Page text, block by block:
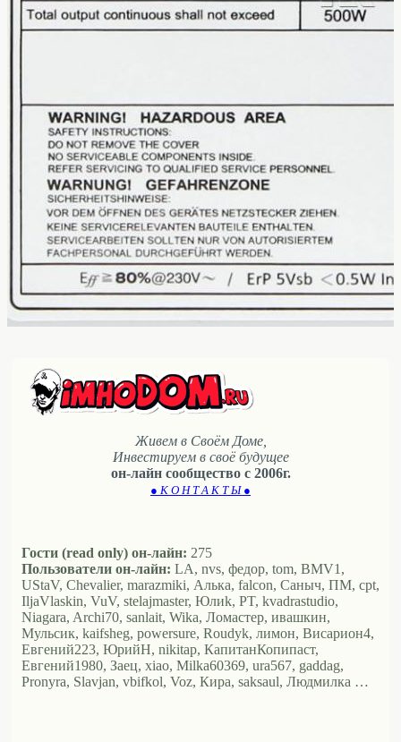
Живем в Своём Доме,
Инвестируем в своё будущее
он-лайн сообщество с 2006г.
● К О Н Т А К Т Ы ●
Гости (read only) он-лайн: 275
Пользователи он-лайн: LA, nvs, федор, tom, BMV1,
UStaV, Chevalier, marazmiki, Алька, falcon, Саныч, ПМ, cpt,
IljaVlaskin, VuV, stelajmaster, Юлиk, PT, kvadrastudio,
Niagara, Archi70, sanlait, Wika, Ломастер, ивашкин,
Мульсик, kaifsheg, powersure, Roudyk, лимон, Висариoн4,
Евгений223, ЮрийН, nikitap, КапитанКопипаст,
Евгений1980, Заец, xiao, Milka60369, ura567, gaddag,
Pronyra, Slavjan, vbifkol, Voz, Кира, saksaul, Людмилка …